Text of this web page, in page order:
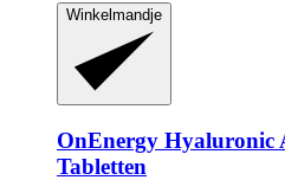
Winkelmandje
OnEnergy Hyaluronic
Tabletten